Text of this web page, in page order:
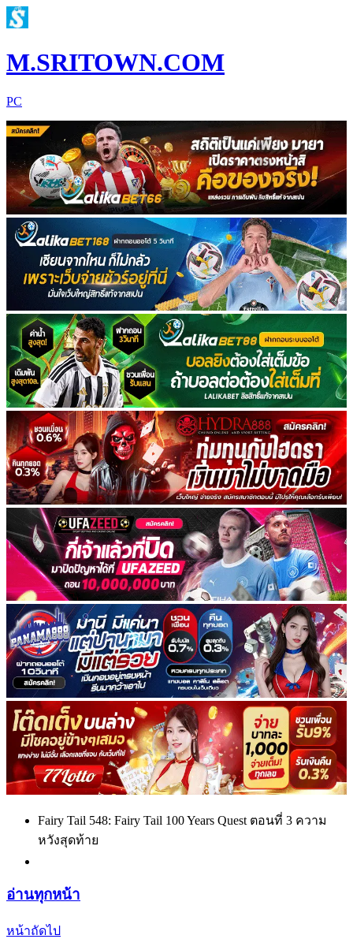
M.SRITOWN.COM
PC
Fairy Tail 548: Fairy Tail 100 Years Quest ตอนที่ 3 ความ
หวังสุดท้าย
อ่านทุกหน้า
หน้าถัดไป